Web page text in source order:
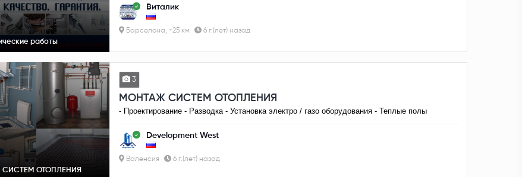
работы
Виталик
Барселона, +25 км 6 г.(лет) назад
ОТОПЛЕНИЯ
3
МОНТАЖ СИСТЕМ ОТОПЛЕНИЯ
- Проектирование - Разводка - Установка электро / газо оборудования - Теплые полы
Development West
Валенсия 6 г.(лет) назад